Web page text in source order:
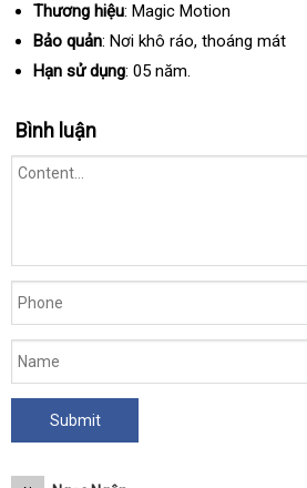
Thương hiệu: Magic Motion
Bảo quản: Nơi khô ráocung
, thoáng mát
Hạn sử dụng: 05 năm.
Bình luận